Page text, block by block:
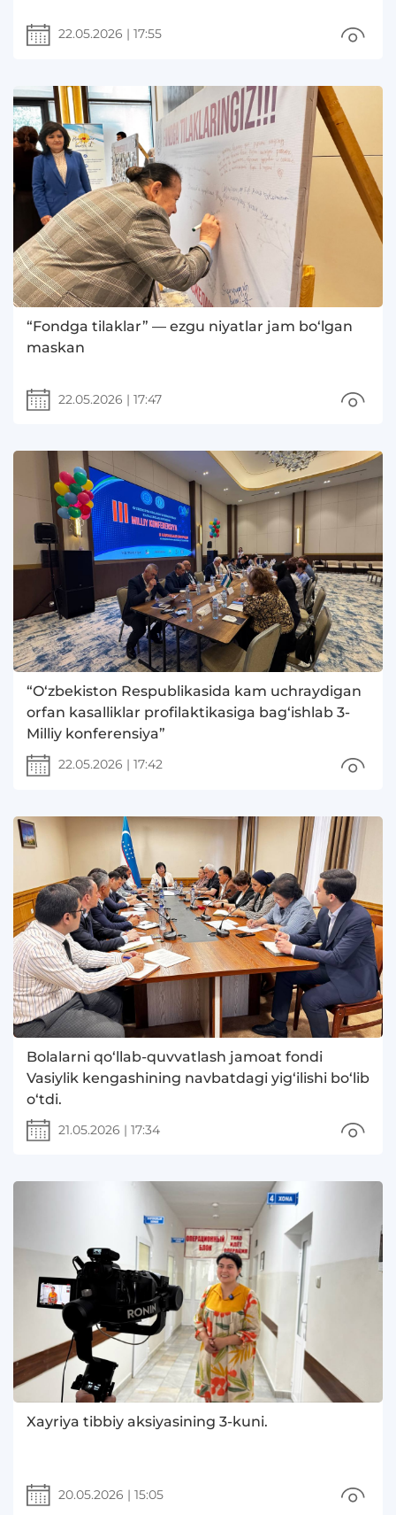
22.05.2026 | 17:55
“Fondga tilaklar” — ezgu niyatlar jam bo‘lgan
maskan
22.05.2026 | 17:47
“O‘zbekiston Respublikasida kam uchraydigan
orfan kasalliklar profilaktikasiga bag‘ishlab 3-
Milliy konferensiya”
22.05.2026 | 17:42
Bolalarni qo‘llab-quvvatlash jamoat fondi
Vasiylik kengashining navbatdagi yig‘ilishi bo‘lib
o‘tdi.
21.05.2026 | 17:34
Xayriya tibbiy aksiyasining 3-kuni.
20.05.2026 | 15:05